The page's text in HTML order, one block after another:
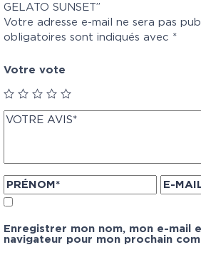
GELATO SUNSET”
Votre adresse e-mail ne sera pas
obligatoires sont indiqués avec *
Votre vote
Enregistrer mon nom, mon e-mail
navigateur pour mon prochain